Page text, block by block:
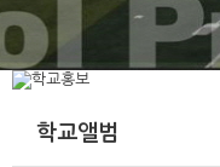
학교앨범